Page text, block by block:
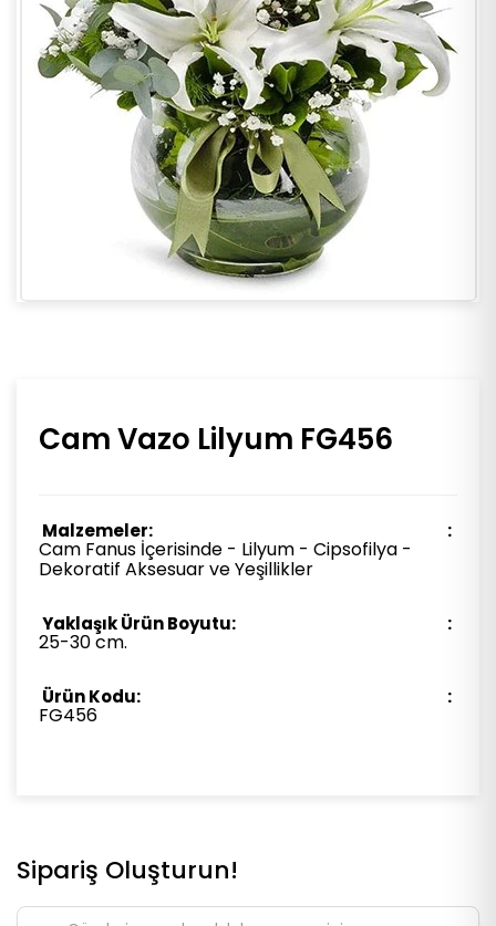
Cam Vazo Lilyum FG456
Malzemeler:
Cam Fanus İçerisinde - Lilyum - Cipsofilya -
Dekoratif Aksesuar ve Yeşillikler
Yaklaşık Ürün Boyutu:
25-30 cm.
Ürün Kodu:
FG456
Sipariş Oluşturun!